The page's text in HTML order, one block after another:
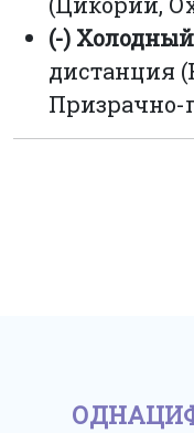
(-)
дистанция
Призрачно-